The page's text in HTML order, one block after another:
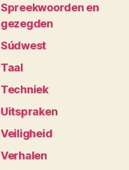
Spreekwoorden en
gezegden
Súdwest
Taal
Techniek
Uitspraken
Veiligheid
Verhalen